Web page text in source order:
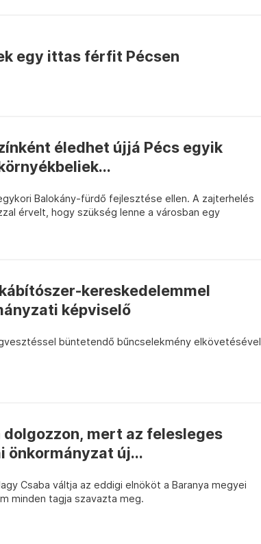
egy ittas férfit Pécsen
éledhet újjá Pécs egyik
Balokány-fürdő fejlesztése ellen. A zajterhelés
érvelt, hogy szükség lenne a városban egy
kereskedelemmel
képviselő
büntetendő bűncselekmény elkövetésével
dolgozzon, mert az felesleges
önkormányzat új...
Csaba váltja az eddigi elnököt a Baranya megyei
minden tagja szavazta meg.